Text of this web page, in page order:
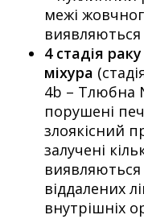
межі
виявляються
4 стадія
міхура
4b – Tлюбна
порушені
злоякісний
залучені
віддалених
внутрішніх